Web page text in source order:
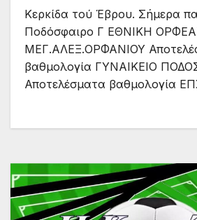
Κερκίδα τού Έβρου. Σήμερα
Ποδόσφαιρο Γ ΕΘΝΙΚΗ
ΜΕΓ.ΑΛΕΞ.ΟΡΦΑΝΙΟΥ
βαθμολογία ΓΥΝΑΙΚΕΙΟ
Αποτελέσματα βαθμολογία